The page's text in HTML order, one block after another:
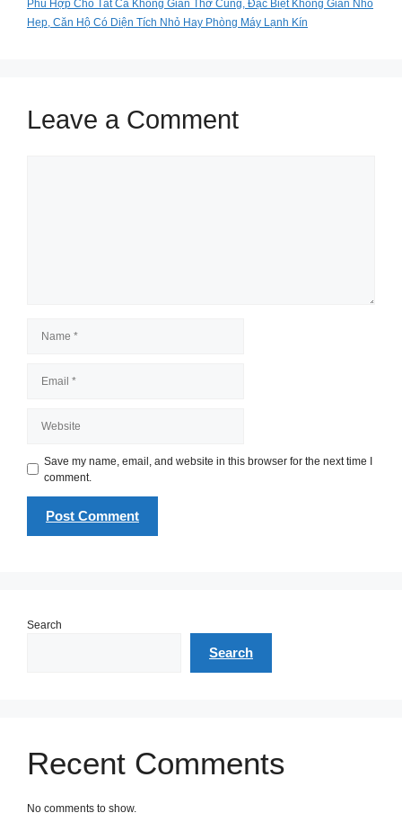
Phù Hợp Cho Tất Cả Không Gian Thờ Cúng, Đặc Biệt Không Gian Nhỏ
Hẹp, Căn Hộ Có Diện Tích Nhỏ Hay Phòng Máy Lạnh Kín
Leave a Comment
Save my name, email, and website in this browser for the next time I
comment.
Search
Search
Recent Comments
No comments to show.